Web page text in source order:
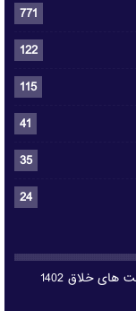
771
122
115
41
35
24
مجوز جذب نیرو امریه توسط شرکت های خلاق 1402